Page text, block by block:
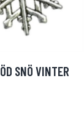
SNÖ VINTER